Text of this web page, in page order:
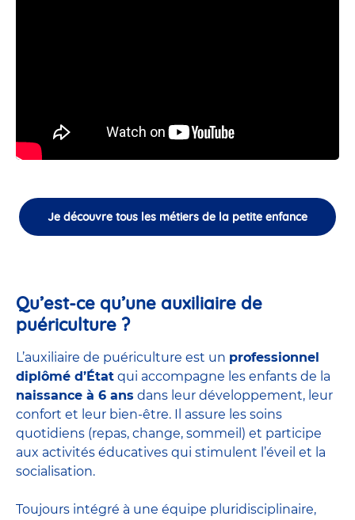
Je découvre tous les métiers de la petite enfance
Qu’est-ce qu’une auxiliaire de
puériculture ?
L’auxiliaire de puériculture est un professionnel
diplômé d’État qui accompagne les enfants de la
naissance à 6 ans dans leur développement, leur
confort et leur bien-être. Il assure les soins
quotidiens (repas, change, sommeil) et participe
aux activités éducatives qui stimulent l’éveil et la
socialisation.
Toujours intégré à une équipe pluridisciplinaire,